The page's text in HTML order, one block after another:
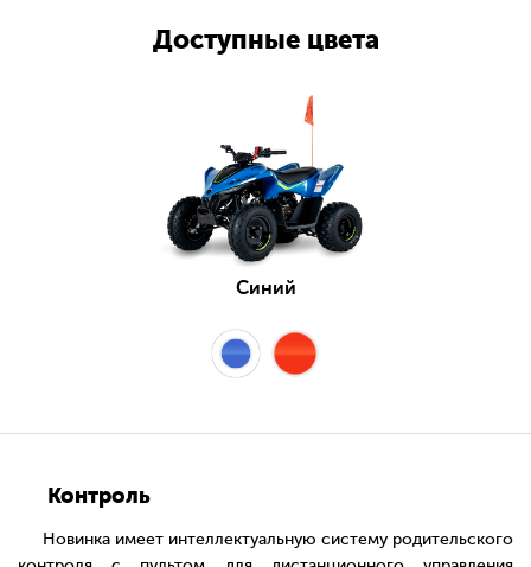
Доступные цвета
Синий
Контроль
Новинка имеет интеллектуальную систему родительского